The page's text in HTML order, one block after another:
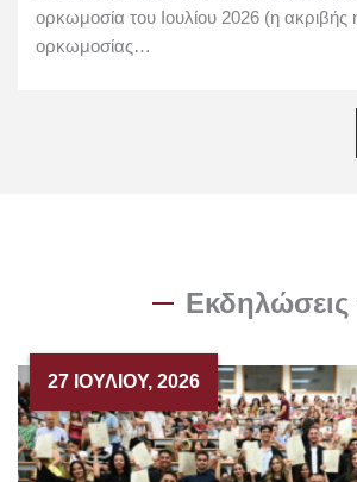
ορκωμοσία του Ιουλίου 2026 (η ακριβής
ορκωμοσίας…
Εκδηλώσεις
27 ΙΟΥΛΊΟΥ, 2026